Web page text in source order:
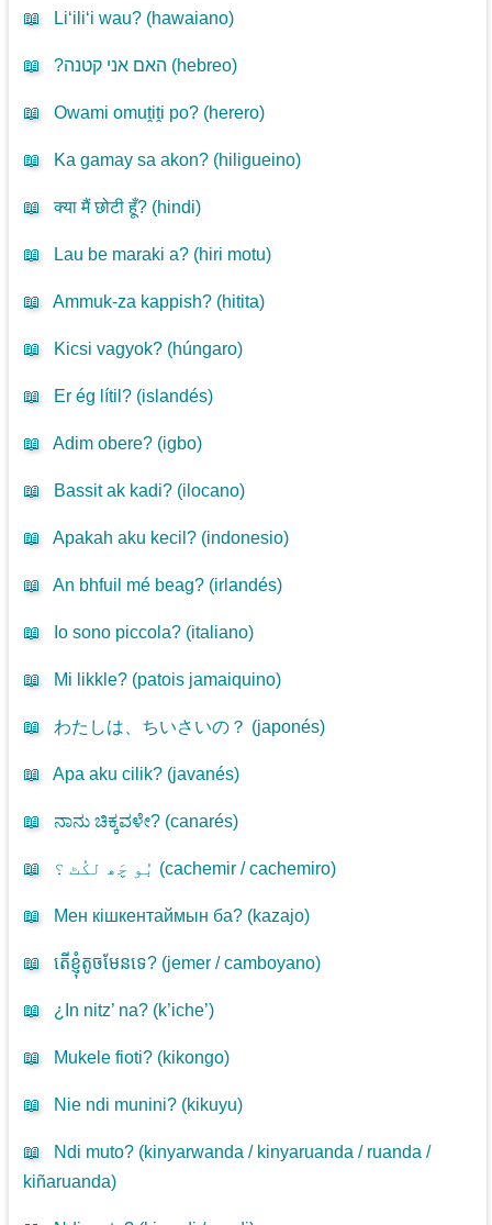
📖 Li‘ili‘i wau? (hawaiano)
📖 ?האם אני קטנה (hebreo)
📖 Owami omuṱiṱi po? (herero)
📖 Ka gamay sa akon? (hiligueino)
📖 क्या मैं छोटी हूँ? (hindi)
📖 Lau be maraki a? (hiri motu)
📖 Ammuk-za kappish? (hitita)
📖 Kicsi vagyok? (húngaro)
📖 Er ég lítil? (islandés)
📖 Adim obere? (igbo)
📖 Bassit ak kadi? (ilocano)
📖 Apakah aku kecil? (indonesio)
📖 An bhfuil mé beag? (irlandés)
📖 Io sono piccola? (italiano)
📖 Mi likkle? (patois jamaiquino)
📖 わたしは、ちいさいの？ (japonés)
📖 Apa aku cilik? (javanés)
📖 ನಾನು ಚಿಕ್ಕವಳೇ? (canarés)
📖 بُو چَھ لکُٹ ؟ (cachemir / cachemiro)
📖 Мен кішкентаймын ба? (kazajo)
📖 តើខ្ញុំតូចមែនទេ? (jemer / camboyano)
📖 ¿In nitz’ na? (k’iche’)
📖 Mukele fioti? (kikongo)
📖 Nie ndi munini? (kikuyu)
📖 Ndi muto? (kinyarwanda / kinyaruanda / ruanda /
kiñaruanda)